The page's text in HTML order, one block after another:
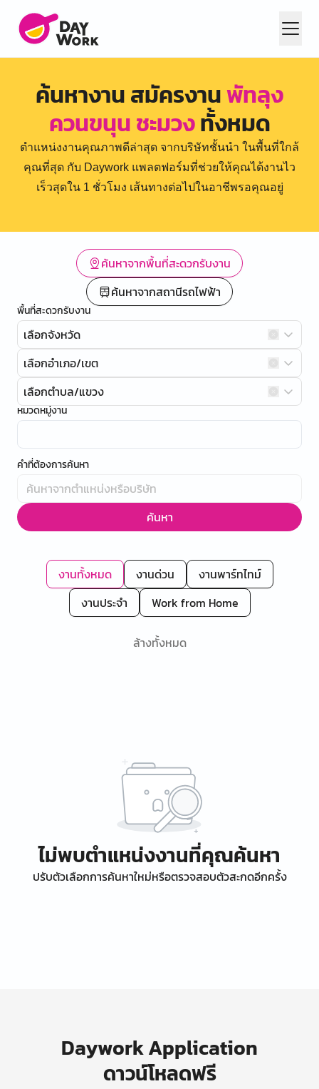
ค้นหางาน สมัครงานพัทลุง
ควนขนุน ชะมวงทั้งหมด
ตำแหน่งงานคุณภาพดีล่าสุด จากบริษัทชั้นนำ ในพื้นที่ใกล้
คุณที่สุด กับ Daywork แพลตฟอร์มที่ช่วยให้คุณได้งานไว
เร็วสุดใน 1 ชั่วโมง เส้นทางต่อไปในอาชีพรอคุณอยู่
ค้นหาจากพื้นที่สะดวกรับงาน
ค้นหาจากสถานีรถไฟฟ้า
พื้นที่สะดวกรับงาน
เลือกจังหวัด
เลือกอำเภอ/เขต
เลือกตำบล/แขวง
หมวดหมู่งาน
คำที่ต้องการค้นหา
ค้นหา
งานทั้งหมด งานด่วน
งานพาร์ทไทม์
งานประจำ
Work from Home
ล้างทั้งหมด
ไม่พบตำแหน่งงานที่คุณค้นหา
ปรับตัวเลือกการค้นหาใหม่หรือตรวจสอบตัวสะกดอีกครั้ง
Daywork Application
ดาวน์โหลดฟรี